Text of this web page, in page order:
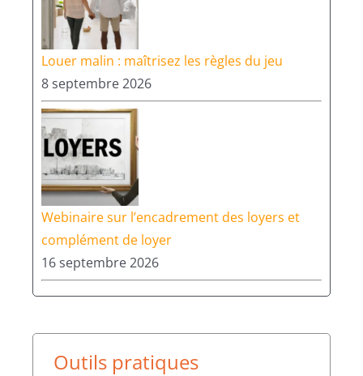
Louer malin : maîtrisez les règles du jeu
8 septembre 2026
Webinaire sur l’encadrement des loyers et
complément de loyer
16 septembre 2026
Outils pratiques